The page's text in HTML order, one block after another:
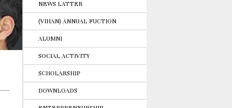
NEWS LATTER
(VIHAN) ANNUAL FUCTION
ALUMNI
SOCIAL ACTIVITY
SCHOLARSHIP
DOWNLOADS